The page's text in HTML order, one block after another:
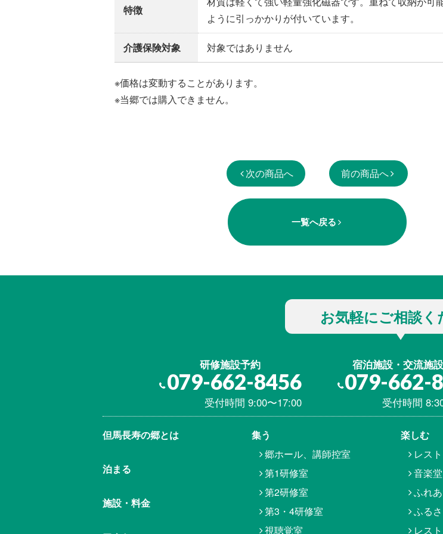
特徴
ように引っかかりが付いています。
介護保険対象 対象ではありません
※価格は変動することがあります。
※当郷では購入できません。
次の商品へ 前の商品へ
一覧へ戻る
お気軽にご相談く
研修施設予約
079-662-8456
受付時間 9:00〜17:00
宿泊施設・交流施
079-662-
受付時間
但馬⾧寿の郷とは
泊まる
施設・料金
集う
郷ホール、講師控室
第1研修室
第2研修室
第3・4研修室
視聴覚室
楽しむ
レス
音楽堂
ふれ
ふる
レス